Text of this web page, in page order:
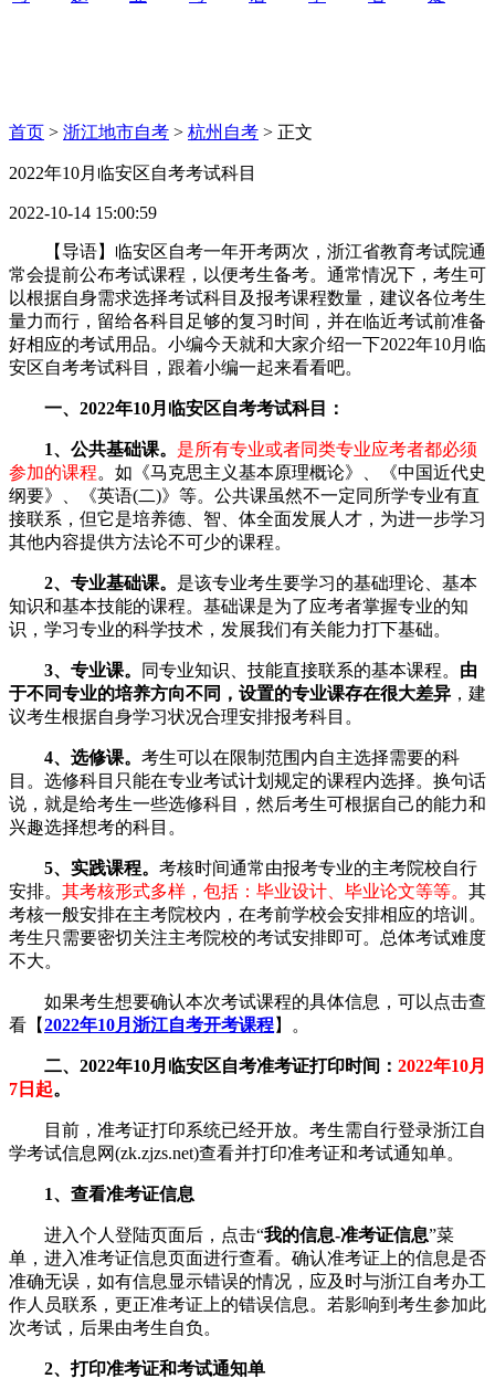
首页 > 浙江地市自考 > 杭州自考 > 正文
2022年10月临安区自考考试科目
2022-10-14 15:00:59
【导语】临安区自考一年开考两次，浙江省教育考试院通
常会提前公布考试课程，以便考生备考。通常情况下，考生可
以根据自身需求选择考试科目及报考课程数量，建议各位考生
量力而行，留给各科目足够的复习时间，并在临近考试前准备
好相应的考试用品。小编今天就和大家介绍一下2022年10月临
安区自考考试科目，跟着小编一起来看看吧。
一、2022年10月临安区自考考试科目：
1、公共基础课。 是所有专业或者同类专业应考者都必须
参加的课程。如《马克思主义基本原理概论》、《中国近代史
纲要》、《英语(二)》等。公共课虽然不一定同所学专业有直
接联系，但它是培养德、智、体全面发展人才，为进一步学习
其他内容提供方法论不可少的课程。
2、专业基础课。 是该专业考生要学习的基础理论、基本
知识和基本技能的课程。基础课是为了应考者掌握专业的知
识，学习专业的科学技术，发展我们有关能力打下基础。
3、专业课。 同专业知识、技能直接联系的基本课程。 由
于不同专业的培养方向不同，设置的专业课存在很大差异 ，建
议考生根据自身学习状况合理安排报考科目。
4、选修课。 考生可以在限制范围内自主选择需要的科
目。选修科目只能在专业考试计划规定的课程内选择。换句话
说，就是给考生一些选修科目，然后考生可根据自己的能力和
兴趣选择想考的科目。
5、实践课程。 考核时间通常由报考专业的主考院校自行
安排。 其考核形式多样，包括：毕业设计、毕业论文等等。 其
考核一般安排在主考院校内，在考前学校会安排相应的培训。
考生只需要密切关注主考院校的考试安排即可。总体考试难度
不大。
如果考生想要确认本次考试课程的具体信息，可以点击查
看【2022年10月浙江自考开考课程】。
二、2022年10月临安区自考准考证打印时间： 2022年10月
7日起。
目前，准考证打印系统已经开放。考生需自行登录浙江自
学考试信息网(zk.zjzs.net)查看并打印准考证和考试通知单。
1、查看准考证信息
进入个人登陆页面后，点击“我的信息-准考证信息”菜
单，进入准考证信息页面进行查看。确认准考证上的信息是否
准确无误，如有信息显示错误的情况，应及时与浙江自考办工
作人员联系，更正准考证上的错误信息。若影响到考生参加此
次考试，后果由考生自负。
2、打印准考证和考试通知单